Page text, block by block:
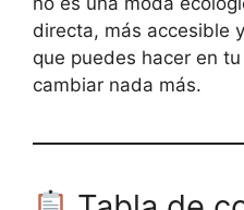
directa, más accesible
que puedes hacer en
cambiar nada más.